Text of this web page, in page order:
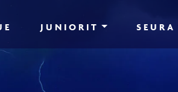
JUNIORIT SEURA